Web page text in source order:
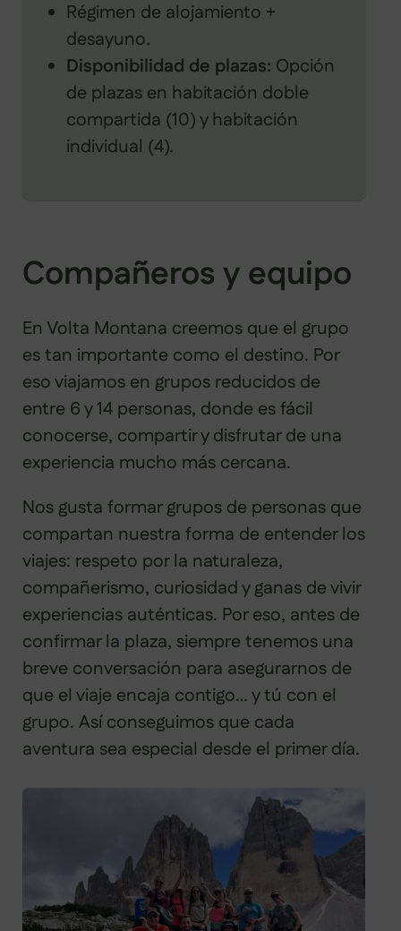
Régimen de alojamiento +
desayuno.
Disponibilidad de plazas: Opción
de plazas en habitación doble
compartida (10) y habitación
individual (4).
Compañeros y equipo
En Volta Montana creemos que el grupo
es tan importante como el destino. Por
eso viajamos en grupos reducidos de
entre 6 y 14 personas, donde es fácil
conocerse, compartir y disfrutar de una
experiencia mucho más cercana.
Nos gusta formar grupos de personas que
compartan nuestra forma de entender los
viajes: respeto por la naturaleza,
compañerismo, curiosidad y ganas de vivir
experiencias auténticas. Por eso, antes de
confirmar la plaza, siempre tenemos una
breve conversación para asegurarnos de
que el viaje encaja contigo… y tú con el
grupo. Así conseguimos que cada
aventura sea especial desde el primer día.